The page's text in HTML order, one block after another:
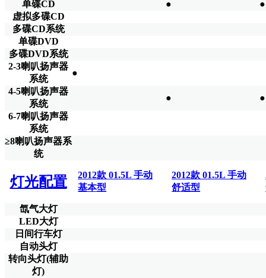
单碟CD
●
●
虚拟多碟CD
多碟CD系统
单碟DVD
多碟DVD系统
2-3喇叭扬声器
系统
●
4-5喇叭扬声器
系统
●
●
6-7喇叭扬声器
系统
≥8喇叭扬声器系
统
灯光配置
2012款 01.5L 手动
基本型
2012款 01.5L 手动
舒适型
氙气大灯
LED大灯
日间行车灯
自动头灯
转向头灯(辅助
灯)